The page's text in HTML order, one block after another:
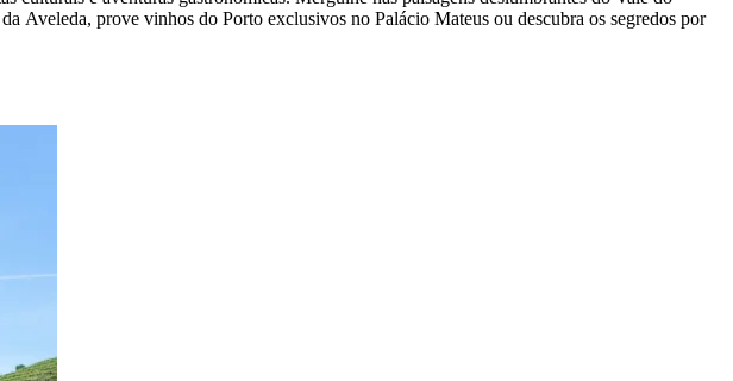
Aveleda, prove vinhos do Porto exclusivos no Palácio Mateus ou descubra os segredos por